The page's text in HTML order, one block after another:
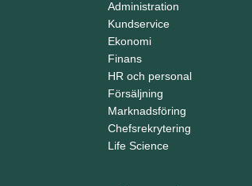
Administration
Kundservice
Ekonomi
Finans
HR och personal
Försäljning
Marknadsföring
Chefsrekrytering
Life Science